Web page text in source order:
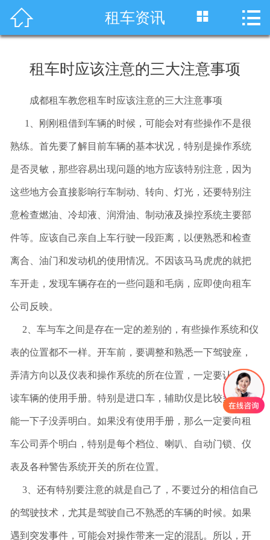
 首页
川藏线租车
服务项目
租车资讯
成功案例
关于我们
 租车资讯  
租车时应该注意的三大注意事项
成都租车教您租车时应该注意的三大注意事项
1、刚刚租借到车辆的时候，可能会对有些操作不是很
熟练。首先要了解目前车辆的基本状况，特别是操作系统
是否灵敏，那些容易出现问题的地方应该特别注意，因为
这些地方会直接影响行车制动、转向、灯光，还要特别注
意检查燃油、冷却液、润滑油、制动液及操控系统主要部
件等。应该自己亲自上车行驶一段距离，以便熟悉和检查
离合、油门和发动机的使用情况。不因该马马虎虎的就把
车开走，发现车辆存在的一些问题和毛病，应即使向租车
公司反映。
2、车与车之间是存在一定的差别的，有些操作系统和仪
表的位置都不一样。开车前，要调整和熟悉一下驾驶座，
弄清方向以及仪表和操作系统的所在位置，一定要认真阅
读车辆的使用手册。特别是进口车，辅助仪是比较多，可
能一下子没弄明白。如果没有使用手册，那么一定要向租
车公司弄个明白，特别是每个档位、喇叭、自动门锁、仪
表及各种警告系统开关的所在位置。
3、还有特别要注意的就是自己了，不要过分的相信自己
的驾驶技术，尤其是驾驶自己不熟悉的车辆的时候。如果
遇到突发事件，可能会对操作带来一定的混乱。所以，开